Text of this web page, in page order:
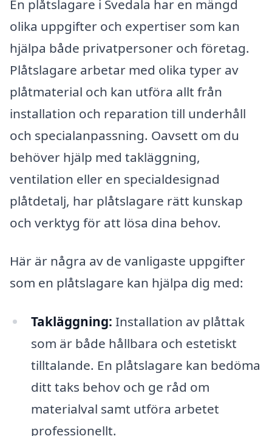
En plåtslagare i Svedala har en mängd
olika uppgifter och expertiser som kan
hjälpa både privatpersoner och företag.
Plåtslagare arbetar med olika typer av
plåtmaterial och kan utföra allt från
installation och reparation till underhåll
och specialanpassning. Oavsett om du
behöver hjälp med takläggning,
ventilation eller en specialdesignad
plåtdetalj, har plåtslagare rätt kunskap
och verktyg för att lösa dina behov.
Här är några av de vanligaste uppgifter
som en plåtslagare kan hjälpa dig med:
Takläggning: Installation av plåttak
som är både hållbara och estetiskt
tilltalande. En plåtslagare kan bedöma
ditt taks behov och ge råd om
materialval samt utföra arbetet
professionellt.